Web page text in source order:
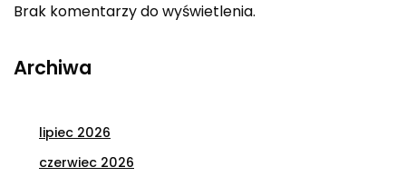
Brak komentarzy do wyświetlenia.
Archiwa
lipiec 2026
czerwiec 2026